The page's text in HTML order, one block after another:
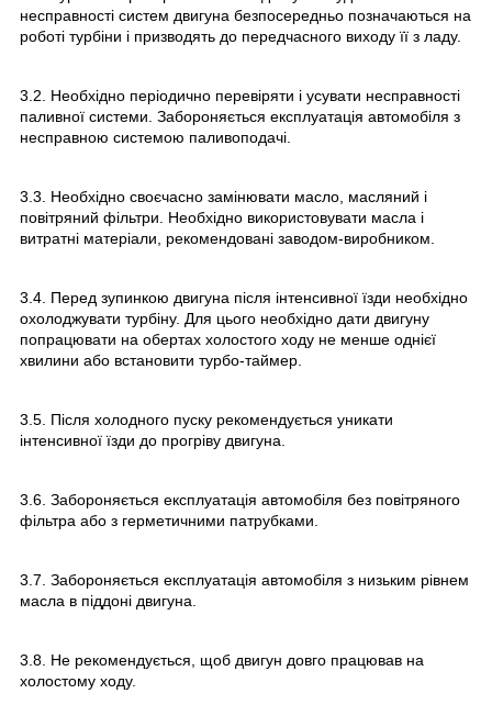
несправності систем двигуна безпосередньо позначаються на
роботі турбіни і призводять до передчасного виходу її з ладу.
3.2. Необхідно періодично перевіряти і усувати несправності
паливної системи. Забороняється експлуатація автомобіля з
несправною системою паливоподачі.
3.3. Необхідно своєчасно замінювати масло, масляний і
повітряний фільтри. Необхідно використовувати масла і
витратні матеріали, рекомендовані заводом-виробником.
3.4. Перед зупинкою двигуна після інтенсивної їзди необхідно
охолоджувати турбіну. Для цього необхідно дати двигуну
попрацювати на обертах холостого ходу не менше однієї
хвилини або встановити турбо-таймер.
3.5. Після холодного пуску рекомендується уникати
інтенсивної їзди до прогріву двигуна.
3.6. Забороняється експлуатація автомобіля без повітряного
фільтра або з герметичними патрубками.
3.7. Забороняється експлуатація автомобіля з низьким рівнем
масла в піддоні двигуна.
3.8. Не рекомендується, щоб двигун довго працював на
холостому ходу.